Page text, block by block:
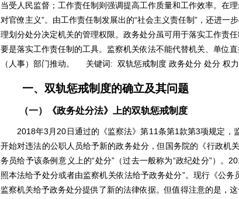
当受人民监督；工作责任制则强调提高工作质量和工作效率。在
对官僚主义”。由工作责任制发展出的“社会主义责任制”，还进
理划分处分决定机关的管理权限。政务处分虽可用于落实工作责
要是落实工作责任制的工具。监察机关依法不能代替机关、单位
（人事）部门推动。
关键词: 双轨惩戒制度 政务处分 处分 权
一、双轨惩戒制度的确立及其问题
（一）《政务处分法》上的双轨惩戒制度
2018年3月20日通过的《监察法》第11条第1款第3项规定，
开始对违法的公职人员给予新的政务处分，但国务院的《行政机
务员给予该条例意义上的“处分”（过去一般称为“政纪处分”）。
照本法给予处分或者由监察机关依法给予政务处分”。现行《公
监察机关给予政务处分提供了新的法律依据。但值得注意的是，